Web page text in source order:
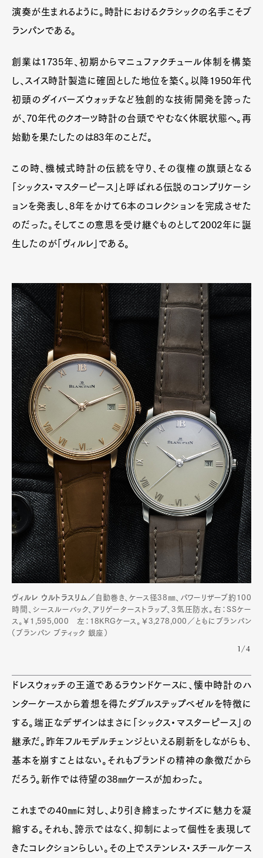
演奏が生まれるように。時計におけるクラシックの名手こそブ
ランパンである。
創業は1735年、初期からマニュファクチュール体制を構築
し、スイス時計製造に確固とした地位を築く。以降1950年代
初頭のダイバーズウォッチなど独創的な技術開発を誇った
が、70年代のクオーツ時計の台頭でやむなく休眠状態へ。再
始動を果たしたのは83年のことだ。
この時、機械式時計の伝統を守り、その復権の旗頭となる
「シックス・マスターピース」と呼ばれる伝説のコンプリケーシ
ョンを発表し、8年をかけて6本のコレクションを完成させた
のだった。そしてこの意思を受け継ぐものとして2002年に誕
生したのが「ヴィルレ」である。
ヴィルレ ウルトラスリム／ 自動巻き、ケース径38㎜、パワーリザーブ約100
時間、シースルーバック、アリゲーターストラップ、3気圧防水。右：SSケー
ス。￥1,595,000 左：18KRGケース。￥3,278,000／ともにブランパン
（ブランパン ブティック 銀座）
1/4
ドレスウォッチの王道であるラウンドケースに、懐中時計のハ
ンターケースから着想を得たダブルステップベゼルを特徴に
する。端正なデザインはまさに「シックス・マスターピース」の
継承だ。昨年フルモデルチェンジといえる刷新をしながらも、
基本を崩すことはない。それもブランドの精神の象徴だから
だろう。新作では待望の38㎜ケースが加わった。
これまでの40㎜に対し、より引き締まったサイズに魅力を凝
縮する。それも、誇示ではなく、抑制によって個性を表現して
きたコレクションらしい。その上でステンレス・スチールケース